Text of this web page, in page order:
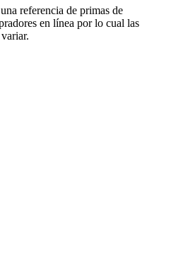
referencia de primas de
en línea por lo cual las